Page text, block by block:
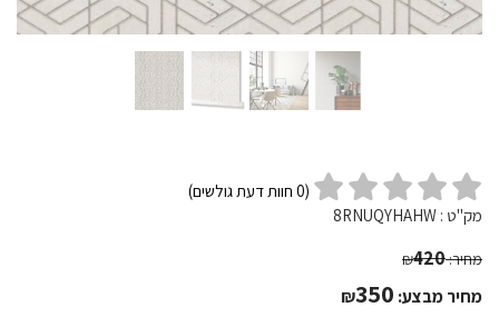
(
0 חוות דעת גולשים)
מק"ט : 8RNUQYHAHW
מחיר: ₪420
מחיר מבצע: ₪350